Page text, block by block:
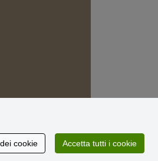
cookie Accetta tutti i cookie